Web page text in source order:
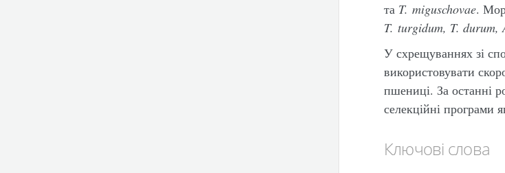
та T. miguschovae.
T. turgidum, T. durum,
У схрещуваннях зі
використовувати
пшениці. За останні
селекційні програми
Ключові слова